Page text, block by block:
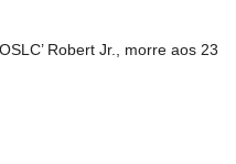
Robert Jr., morre aos 23